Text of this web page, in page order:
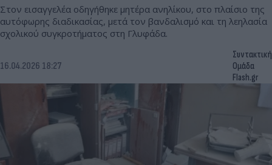
Στον εισαγγελέα οδηγήθηκε μητέρα ανηλίκου, στο πλαίσιο της
αυτόφωρης διαδικασίας, μετά τον βανδαλισμό και τη λεηλασία
σχολικού συγκροτήματος στη Γλυφάδα.
16.04.2026 18:27
Συντακτική
Ομάδα
Flash.gr